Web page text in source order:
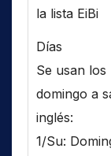
la lista EiBi
Días
Se usan los
domingo a
inglés:
1/Su: